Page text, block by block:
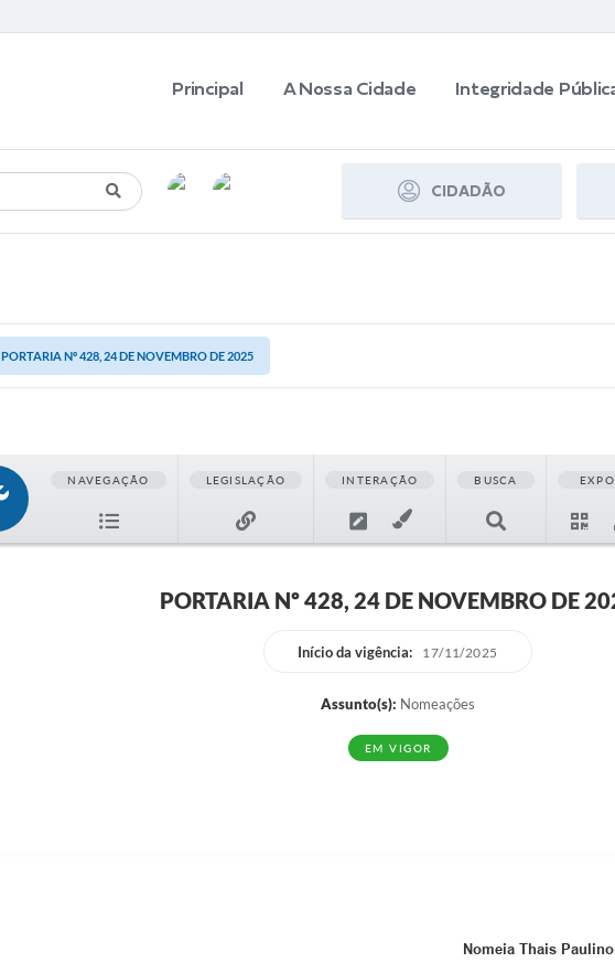
Principal A Nossa Cidade Integridade
CIDADÃO
PORTARIA Nº 428, 24 DE NOVEMBRO DE 2025
NAVEGAÇÃO LEGISLAÇÃO INTERAÇÃO BUSCA
PORTARIA Nº 428, 24 DE NOVEMBRO DE
Início da vigência: 17/11/2025
Assunto(s): Nomeações
EM VIGOR
Nomeia Thais